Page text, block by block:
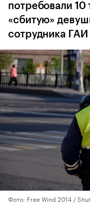
потребовали 10
«сбитую»
сотрудника ГАИ
Фото: Free Wind 2014 /